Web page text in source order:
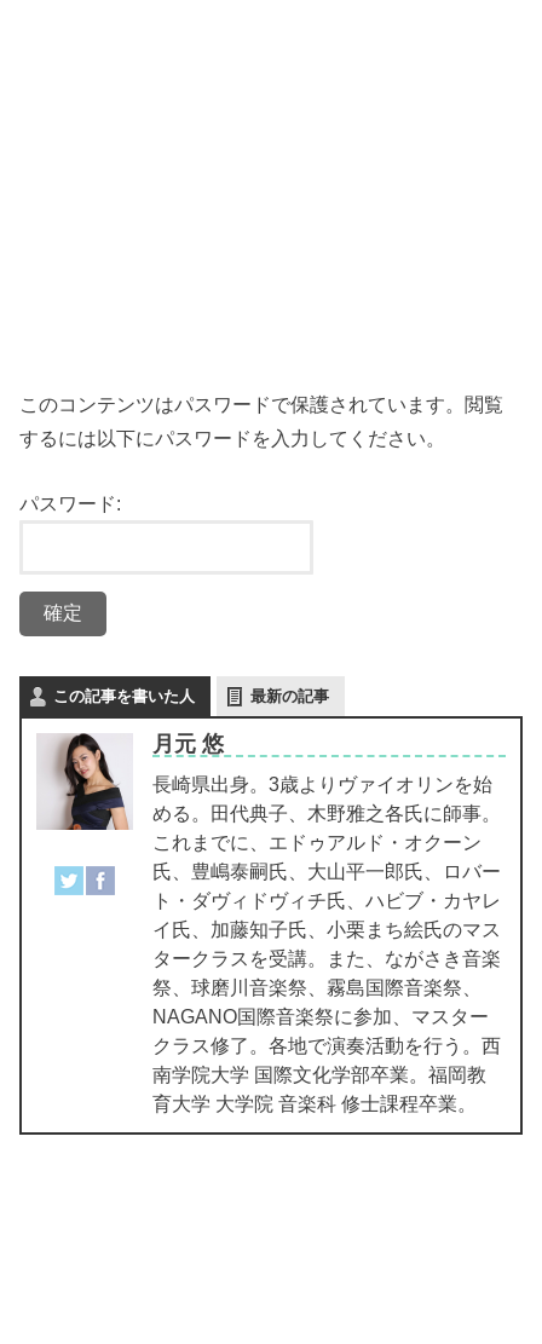
このコンテンツはパスワードで保護されています。閲覧
するには以下にパスワードを入力してください。
パスワード:
この記事を書いた人 最新の記事
月元 悠
長崎県出身。3歳よりヴァイオリンを始
める。田代典子、木野雅之各氏に師事。
これまでに、エドゥアルド・オクーン
氏、豊嶋泰嗣氏、大山平一郎氏、ロバー
ト・ダヴィドヴィチ氏、ハビブ・カヤレ
イ氏、加藤知子氏、小栗まち絵氏のマス
タークラスを受講。また、ながさき音楽
祭、球磨川音楽祭、霧島国際音楽祭、
NAGANO国際音楽祭に参加、マスター
クラス修了。各地で演奏活動を行う。西
南学院大学 国際文化学部卒業。福岡教
育大学 大学院 音楽科 修士課程卒業。